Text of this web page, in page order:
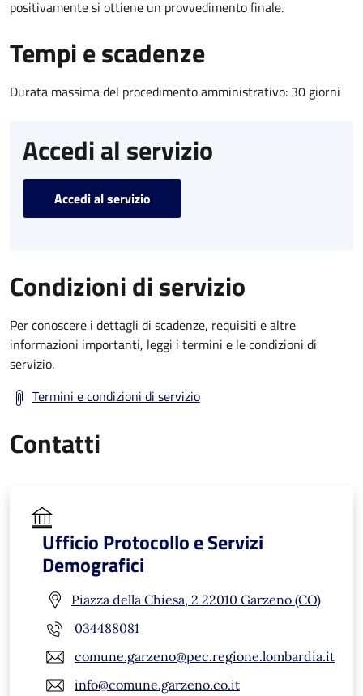
positivamente si ottiene un provvedimento finale.
Tempi e scadenze
Durata massima del procedimento amministrativo: 30 giorni
Accedi al servizio
Accedi al servizio
Condizioni di servizio
Per conoscere i dettagli di scadenze, requisiti e altre
informazioni importanti, leggi i termini e le condizioni di
servizio.
Termini e condizioni di servizio
Contatti
Ufficio Protocollo e Servizi
Demografici
Piazza della Chiesa, 2 22010 Garzeno (CO)
034488081
comune.garzeno@pec.regione.lombardia.it
info@comune.garzeno.co.it